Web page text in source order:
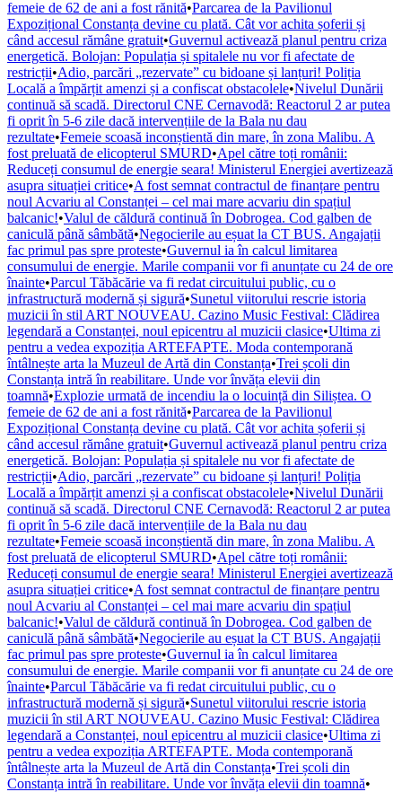
femeie de 62 de ani a fost rănită•Parcarea de la Pavilionul
Expozițional Constanța devine cu plată. Cât vor achita șoferii și
când accesul rămâne gratuit•Guvernul activează planul pentru criza
energetică. Bolojan: Populația și spitalele nu vor fi afectate de
restricții•Adio, parcări „rezervate” cu bidoane și lanțuri! Poliția
Locală a împărțit amenzi și a confiscat obstacolele•Nivelul Dunării
continuă să scadă. Directorul CNE Cernavodă: Reactorul 2 ar putea
fi oprit în 5-6 zile dacă intervențiile de la Bala nu dau
rezultate•Femeie scoasă inconștientă din mare, în zona Malibu. A
fost preluată de elicopterul SMURD•Apel către toți românii:
Reduceți consumul de energie seara! Ministerul Energiei avertizează
asupra situației critice•A fost semnat contractul de finanțare pentru
noul Acvariu al Constanței – cel mai mare acvariu din spațiul
balcanic!•Valul de căldură continuă în Dobrogea. Cod galben de
caniculă până sâmbătă•Negocierile au eșuat la CT BUS. Angajații
fac primul pas spre proteste•Guvernul ia în calcul limitarea
consumului de energie. Marile companii vor fi anunțate cu 24 de ore
înainte•Parcul Tăbăcărie va fi redat circuitului public, cu o
infrastructură modernă și sigură•Sunetul viitorului rescrie istoria
muzicii în stil ART NOUVEAU. Cazino Music Festival: Clădirea
legendară a Constanței, noul epicentru al muzicii clasice•Ultima zi
pentru a vedea expoziția ARTEFAPTE. Moda contemporană
întâlnește arta la Muzeul de Artă din Constanța•Trei școli din
Constanța intră în reabilitare. Unde vor învăța elevii din
toamnă•Explozie urmată de incendiu la o locuință din Siliștea. O
femeie de 62 de ani a fost rănită•Parcarea de la Pavilionul
Expozițional Constanța devine cu plată. Cât vor achita șoferii și
când accesul rămâne gratuit•Guvernul activează planul pentru criza
energetică. Bolojan: Populația și spitalele nu vor fi afectate de
restricții•Adio, parcări „rezervate” cu bidoane și lanțuri! Poliția
Locală a împărțit amenzi și a confiscat obstacolele•Nivelul Dunării
continuă să scadă. Directorul CNE Cernavodă: Reactorul 2 ar putea
fi oprit în 5-6 zile dacă intervențiile de la Bala nu dau
rezultate•Femeie scoasă inconștientă din mare, în zona Malibu. A
fost preluată de elicopterul SMURD•Apel către toți românii:
Reduceți consumul de energie seara! Ministerul Energiei avertizează
asupra situației critice•A fost semnat contractul de finanțare pentru
noul Acvariu al Constanței – cel mai mare acvariu din spațiul
balcanic!•Valul de căldură continuă în Dobrogea. Cod galben de
caniculă până sâmbătă•Negocierile au eșuat la CT BUS. Angajații
fac primul pas spre proteste•Guvernul ia în calcul limitarea
consumului de energie. Marile companii vor fi anunțate cu 24 de ore
înainte•Parcul Tăbăcărie va fi redat circuitului public, cu o
infrastructură modernă și sigură•Sunetul viitorului rescrie istoria
muzicii în stil ART NOUVEAU. Cazino Music Festival: Clădirea
legendară a Constanței, noul epicentru al muzicii clasice•Ultima zi
pentru a vedea expoziția ARTEFAPTE. Moda contemporană
întâlnește arta la Muzeul de Artă din Constanța•Trei școli din
Constanța intră în reabilitare. Unde vor învăța elevii din toamnă•